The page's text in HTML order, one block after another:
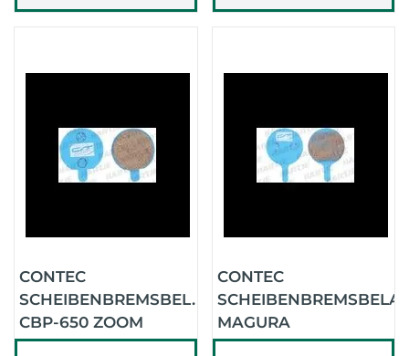
CONTEC
SCHEIBENBREMSBEL.
CBP-650 ZOOM
MECHANISCH
CONTEC
MAGURA
LOUISE/CLARA (CBP-